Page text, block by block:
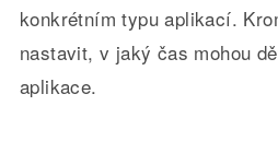
konkrétním typu aplikací.
nastavit, v jaký čas mohou
aplikace.